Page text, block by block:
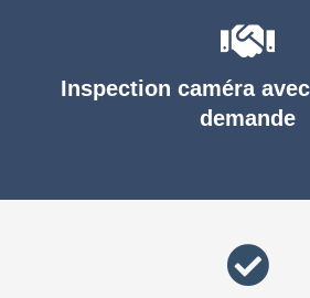
Inspection caméra
demande